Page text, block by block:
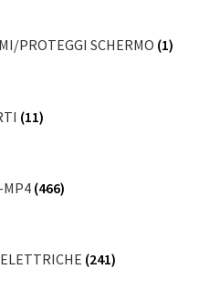
PROTEGGI SCHERMO (1)
(11)
(466)
(241)